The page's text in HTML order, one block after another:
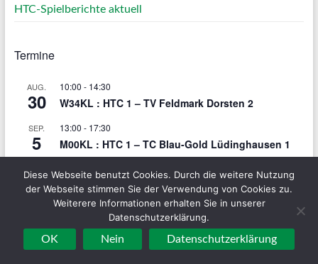
HTC-Spielberichte aktuell
Termine
AUG.
30
10:00 - 14:30
W34KL : HTC 1 – TV Feldmark Dorsten 2
SEP.
5
13:00 - 17:30
M00KL : HTC 1 – TC Blau-Gold Lüdinghausen 1
SEP.
6
10:00 - 14:30
M50KK1 : HTC 2 – TC Altschermbeck 2
6
10:00 -14:30
M30KK2 : HTC 1 – SG Coesfeld 06 1
Diese Webseite benutzt Cookies. Durch die weitere Nutzung
der Webseite stimmen Sie der Verwendung von Cookies zu.
Weiterere Informationen erhalten Sie in unserer
Datenschutzerklärung.
OK
Nein Datenschutzerklärung